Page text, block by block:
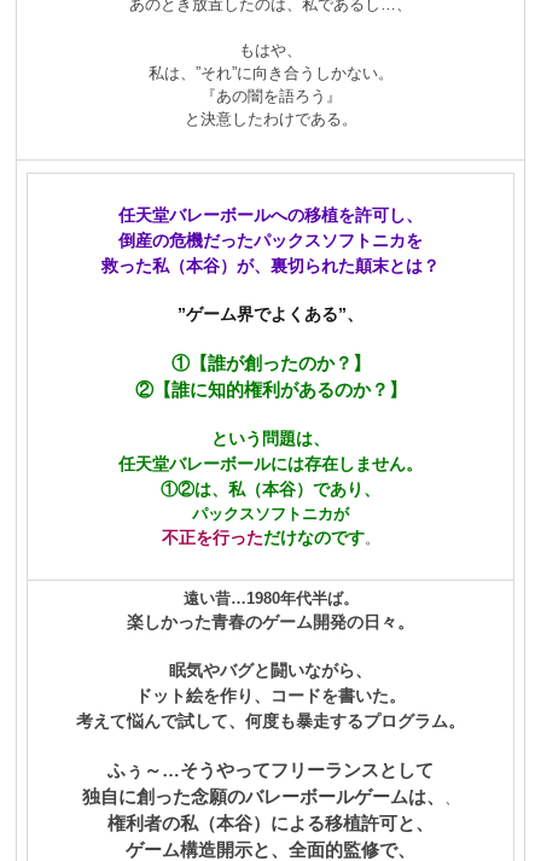
あのとき放置したのは、私であるし…、
もはや、
私は、”それ”に向き合うしかない。
『あの闇を語ろう』
と決意したわけである。
任天堂バレーボールへの移植を許可し、
倒産の危機だったパックスソフトニカを
救った私（本谷）が、裏切られた顛末とは？
”ゲーム界でよくある”、
①【誰が創ったのか？】
②【誰に知的権利があるのか？】
という問題は、
任天堂バレーボールには存在しません。
①②は、私（本谷）であり、
パックスソフトニカが
不正を行っただけなのです。
遠い昔…1980年代半ば。
楽しかった青春のゲーム開発の日々。
眠気やバグと闘いながら、
ドット絵を作り、コードを書いた。
考えて悩んで試して、何度も暴走するプログラム。
ふぅ～…そうやってフリーランスとして
独自に創った念願のバレーボールゲームは、
権利者の私（本谷）による移植許可と、
ゲーム構造開示と、全面的監修で、